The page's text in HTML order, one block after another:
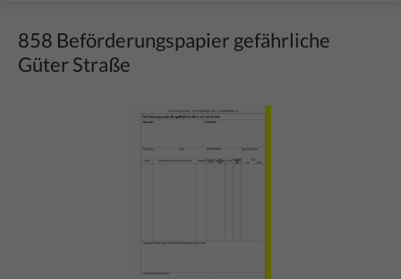
858 Beförderungspapier gefährliche
Güter Straße
Bildergalerie überspringen